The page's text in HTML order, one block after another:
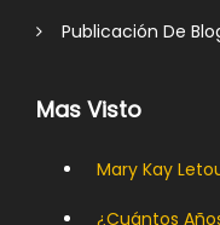
Publicación De
Mas Visto
Mary Kay
¿Cuántos